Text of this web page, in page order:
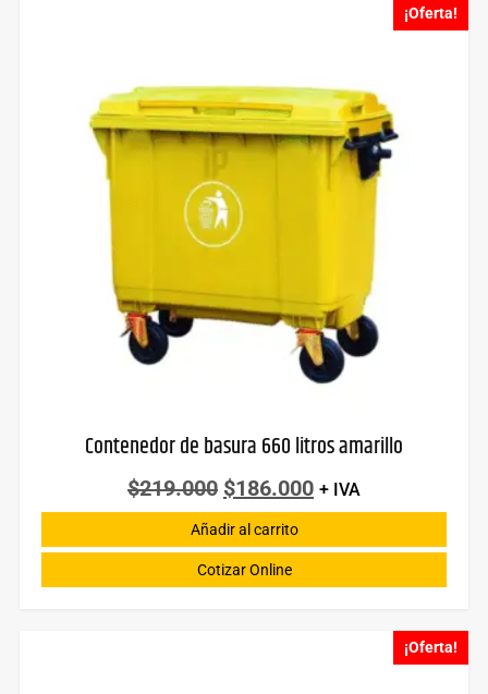
¡Oferta!
Contenedor de basura 660 litros amarillo
$219.000 $186.000 + IVA
Añadir al carrito
Cotizar Online
¡Oferta!